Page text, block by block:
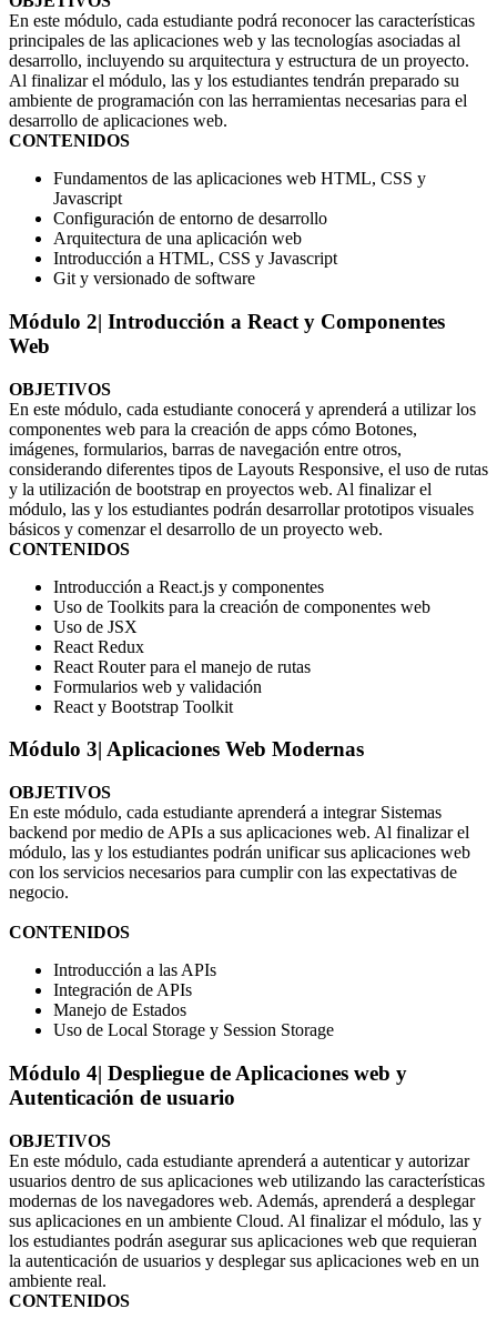
En este módulo, cada estudiante podrá reconocer las características
principales de las aplicaciones web y las tecnologías asociadas al
desarrollo, incluyendo su arquitectura y estructura de un proyecto.
Al finalizar el módulo, las y los estudiantes tendrán preparado su
ambiente de programación con las herramientas necesarias para el
desarrollo de aplicaciones web.
CONTENIDOS
Fundamentos de las aplicaciones web HTML, CSS y
Javascript
Configuración de entorno de desarrollo
Arquitectura de una aplicación web
Introducción a HTML, CSS y Javascript
Git y versionado de software
Módulo 2| Introducción a React y Componentes
Web
OBJETIVOS
En este módulo, cada estudiante conocerá y aprenderá a utilizar los
componentes web para la creación de apps cómo Botones,
imágenes, formularios, barras de navegación entre otros,
considerando diferentes tipos de Layouts Responsive, el uso de rutas
y la utilización de bootstrap en proyectos web. Al finalizar el
módulo, las y los estudiantes podrán desarrollar prototipos visuales
básicos y comenzar el desarrollo de un proyecto web.
CONTENIDOS
Introducción a React.js y componentes
Uso de Toolkits para la creación de componentes web
Uso de JSX
React Redux
React Router para el manejo de rutas
Formularios web y validación
React y Bootstrap Toolkit
Módulo 3| Aplicaciones Web Modernas
OBJETIVOS
En este módulo, cada estudiante aprenderá a integrar Sistemas
backend por medio de APIs a sus aplicaciones web. Al finalizar el
módulo, las y los estudiantes podrán unificar sus aplicaciones web
con los servicios necesarios para cumplir con las expectativas de
negocio.
CONTENIDOS
Introducción a las APIs
Integración de APIs
Manejo de Estados
Uso de Local Storage y Session Storage
Módulo 4| Despliegue de Aplicaciones web y
Autenticación de usuario
OBJETIVOS
En este módulo, cada estudiante aprenderá a autenticar y autorizar
usuarios dentro de sus aplicaciones web utilizando las características
modernas de los navegadores web. Además, aprenderá a desplegar
sus aplicaciones en un ambiente Cloud. Al finalizar el módulo, las y
los estudiantes podrán asegurar sus aplicaciones web que requieran
la autenticación de usuarios y desplegar sus aplicaciones web en un
ambiente real.
CONTENIDOS